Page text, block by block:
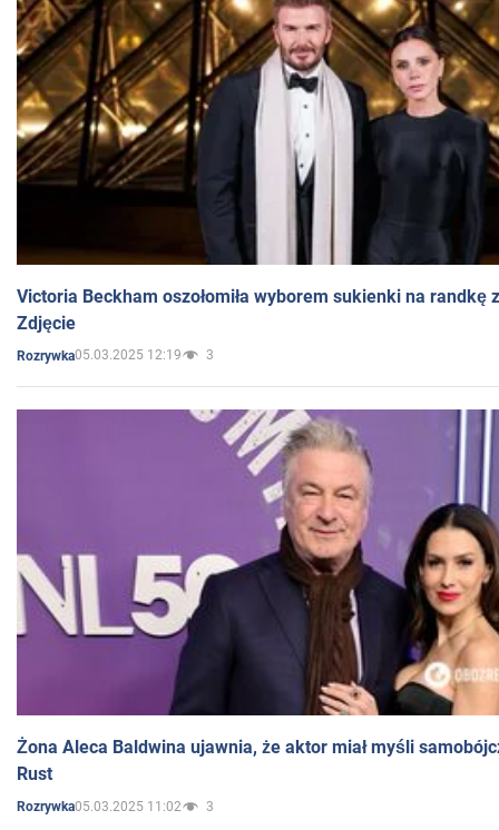
Victoria Beckham oszołomiła wyborem sukienki na randkę
Zdjęcie
Rozrywka05.03.2025 12:19 3
Żona Aleca Baldwina ujawnia, że aktor miał myśli
Rust
Rozrywka05.03.2025 11:02 3